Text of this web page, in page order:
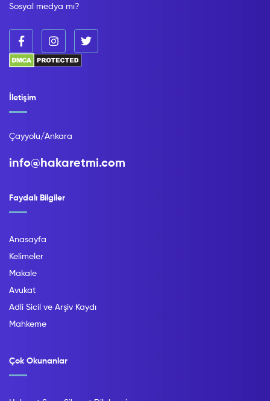
Sosyal medya mı?
Faydalı Bilgiler
Anasayfa
Kelimeler
Makale
Avukat
Adli Sicil ve Arşiv Kaydı
Mahkeme
Çok Okunanlar
İletişim
Çayyolu/Ankara
info@hakaretmi.com